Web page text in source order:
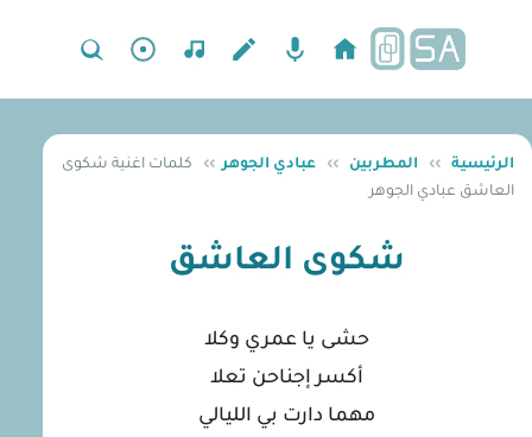
الرئيسية ›› المطربين ›› عبادي الجوهر ››
كلمات اغنية شكوى
العاشق عبادي الجوهر
شكوى العاشق
حشى يا عمري وكلا
أكسر إجناحن تعلا
مهما دارت بي الليالي